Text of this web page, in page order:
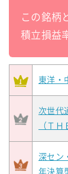
この銘柄
積立損益
東洋・
次世代
（ＴＨ
深セン
年決算